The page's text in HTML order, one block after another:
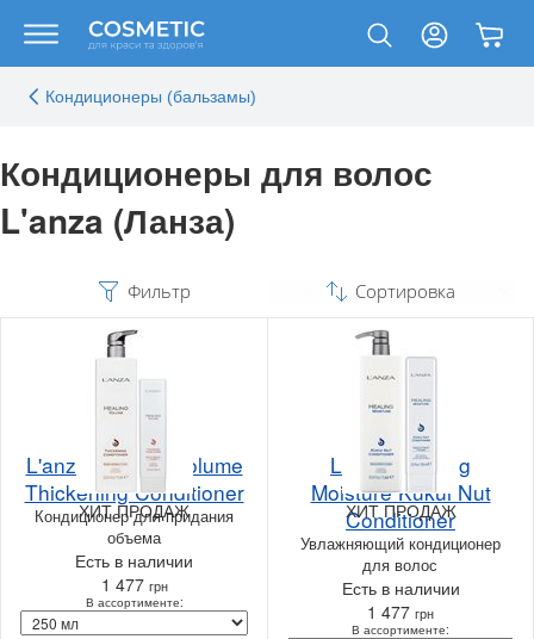
Кондиционеры (бальзамы)
Кондиционеры для волос
L'anza (Ланза)
Фильтр Сортировка
ХИТ ПРОДАЖ
L'anza Healing Volume
Thickening Conditioner
Кондиционер для придания
объема
Есть в наличии
1 477 грн
В ассортименте:
ХИТ ПРОДАЖ
L'anza Healing
Moisture Kukui Nut
Conditioner
Увлажняющий кондиционер
для волос
Есть в наличии
1 477 грн
В ассортименте: